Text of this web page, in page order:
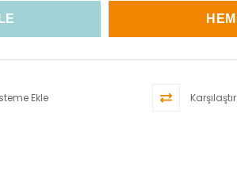
Ekle Karşılaştır